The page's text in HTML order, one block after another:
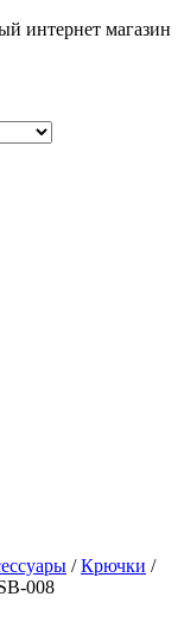
интернет магазин
/Крючки /
008